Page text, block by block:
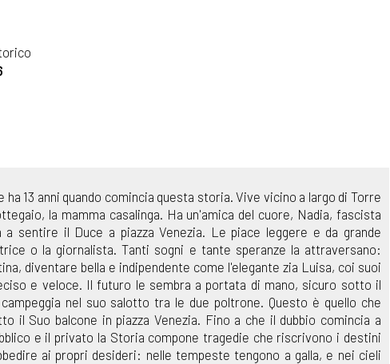
ha 13 anni quando comincia questa storia. Vive vicino a largo di Torre
la mamma casalinga. Ha un'amica del cuore, Nadia, fascista
a sentire il Duce a piazza Venezia. Le piace leggere e da grande
o la giornalista. Tanti sogni e tante speranze la attraversano:
diventare bella e indipendente come l'elegante zia Luisa, coi suoi
e veloce. Il futuro le sembra a portata di mano, sicuro sotto il
nel suo salotto tra le due poltrone. Questo è quello che
il Suo balcone in piazza Venezia. Fino a che il dubbio comincia a
e il privato la Storia compone tragedie che riscrivono i destini
ai propri desideri: nelle tempeste tengono a galla, e nei cieli